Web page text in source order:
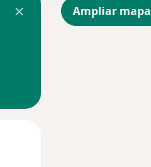
Ampliar mapa